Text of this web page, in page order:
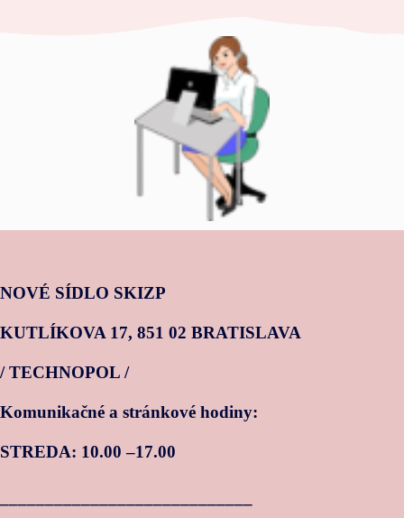
NOVÉ SÍDLO SKIZP
KUTLÍKOVA 17, 851 02 BRATISLAVA
/ TECHNOPOL /
Komunikačné a stránkové hodiny:
STREDA: 10.00 –17.00